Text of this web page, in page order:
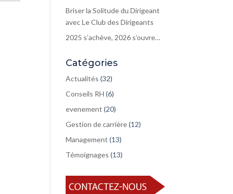
Briser la Solitude du Dirigeant
avec Le Club des Dirigeants
2025 s’achève, 2026 s’ouvre…
Catégories
Actualités (32)
Conseils RH (6)
evenement (20)
Gestion de carrière(12)
Management (13)
Témoignages (13)